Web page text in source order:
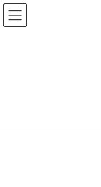
コ
ン
テ
ナ
ビ
ゲ